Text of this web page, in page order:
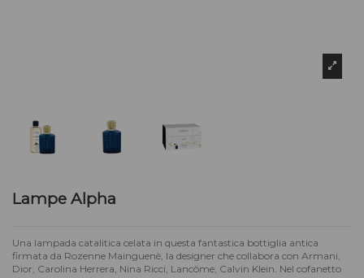
Lampe Alpha
Una lampada catalitica celata in questa fantastica bottiglia antica
firmata da Rozenne Mainguenè, la designer che collabora con Armani,
Dior, Carolina Herrera, Nina Ricci, Lancôme, Calvin Klein. Nel cofanetto